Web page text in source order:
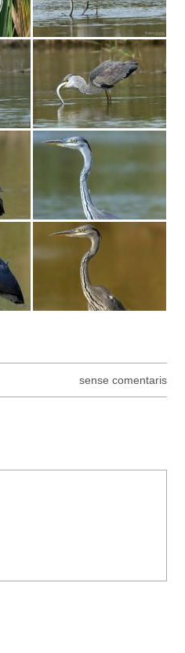
sense comentaris